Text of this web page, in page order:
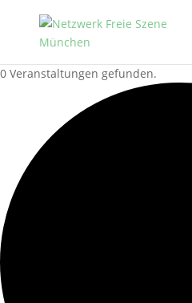
0 Veranstaltungen gefunden.